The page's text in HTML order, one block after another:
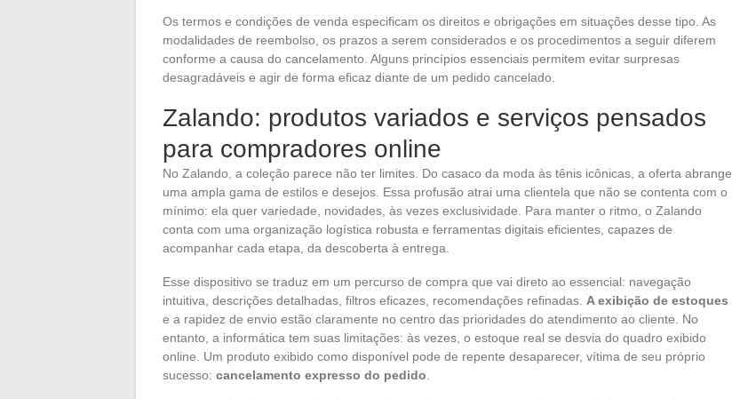
Os termos e condições de venda especificam os direitos e obrigações em situações desse tipo. As
modalidades de reembolso, os prazos a serem considerados e os procedimentos a seguir diferem
conforme a causa do cancelamento. Alguns princípios essenciais permitem evitar surpresas
desagradáveis e agir de forma eficaz diante de um pedido cancelado.
Zalando: produtos variados e serviços pensados
para compradores online
No Zalando, a coleção parece não ter limites. Do casaco da moda às tênis icônicas, a oferta abrange
uma ampla gama de estilos e desejos. Essa profusão atrai uma clientela que não se contenta com o
mínimo: ela quer variedade, novidades, às vezes exclusividade. Para manter o ritmo, o Zalando
conta com uma organização logística robusta e ferramentas digitais eficientes, capazes de
acompanhar cada etapa, da descoberta à entrega.
Esse dispositivo se traduz em um percurso de compra que vai direto ao essencial: navegação
intuitiva, descrições detalhadas, filtros eficazes, recomendações refinadas. A exibição de estoques
e a rapidez de envio estão claramente no centro das prioridades do atendimento ao cliente. No
entanto, a informática tem suas limitações: às vezes, o estoque real se desvia do quadro exibido
online. Um produto exibido como disponível pode de repente desaparecer, vítima de seu próprio
sucesso: cancelamento expresso do pedido